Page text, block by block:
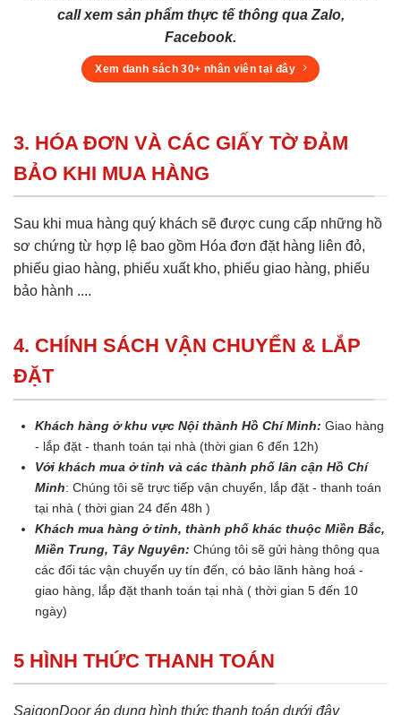
call xem sản phẩm thực tế thông qua Zalo,
Facebook.
Xem danh sách 30+ nhân viên tại đây
3. HÓA ĐƠN VÀ CÁC GIẤY TỜ ĐẢM
BẢO KHI MUA HÀNG
Sau khi mua hàng quý khách sẽ được cung cấp những hồ
sơ chứng từ hợp lệ bao gồm Hóa đơn đặt hàng liên đỏ,
phiếu giao hàng, phiếu xuất kho, phiếu giao hàng, phiếu
bảo hành ....
4. CHÍNH SÁCH VẬN CHUYỂN & LẮP
ĐẶT
Khách hàng ở khu vực Nội thành Hồ Chí Minh: Giao hàng
- lắp đặt - thanh toán tại nhà (thời gian 6 đến 12h)
Với khách mua ở tỉnh và các thành phố lân cận Hồ Chí
Minh: Chúng tôi sẽ trực tiếp vận chuyển, lắp đặt - thanh toán
tại nhà ( thời gian 24 đến 48h )
Khách mua hàng ở tỉnh, thành phố khác thuộc Miền Bắc,
Miền Trung, Tây Nguyên: Chúng tôi sẽ gửi hàng thông qua
các đối tác vận chuyển uy tín đến, có bảo lãnh hàng hoá -
giao hàng, lắp đặt thanh toán tại nhà ( thời gian 5 đến 10
ngày)
5 HÌNH THỨC THANH TOÁN
SaigonDoor áp dụng hình thức thanh toán dưới đây